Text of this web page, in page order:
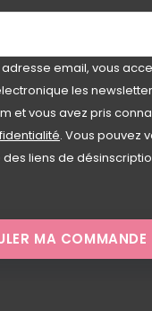
email, vous
les
et vous avez pris
. Vous pouvez
liens de
MA COMMANDE